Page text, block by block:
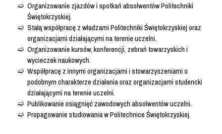
Organizowanie zjazdów i spotkań absolwentów Politechniki
Świętokrzyskiej.
Stałą współpracę z władzami Politechniki Świętokrzyskiej oraz
organizacjami działającymi na terenie uczelni.
Organizowanie kursów, konferencji, zebrań towarzyskich i
wycieczek naukowych.
Współpracę z innymi organizacjami i stowarzyszeniami o
podobnym charakterze działania oraz organizacjami studencki
działającymi na terenie uczelni.
Publikowanie osiągnięć zawodowych absolwentów uczelni.
Propagowanie studiowania w Politechnice Świętokrzyskiej.